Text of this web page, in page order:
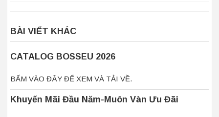
BÀI VIẾT KHÁC
CATALOG BOSSEU 2026
BẤM VÀO ĐÂY ĐỂ XEM VÀ TẢI VỀ.
Khuyến Mãi Đầu Năm-Muôn Vàn Ưu Đãi